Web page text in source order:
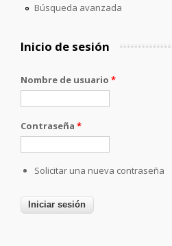
Búsqueda avanzada
Inicio de sesión
Nombre de usuario *
Contraseña *
Solicitar una nueva contraseña